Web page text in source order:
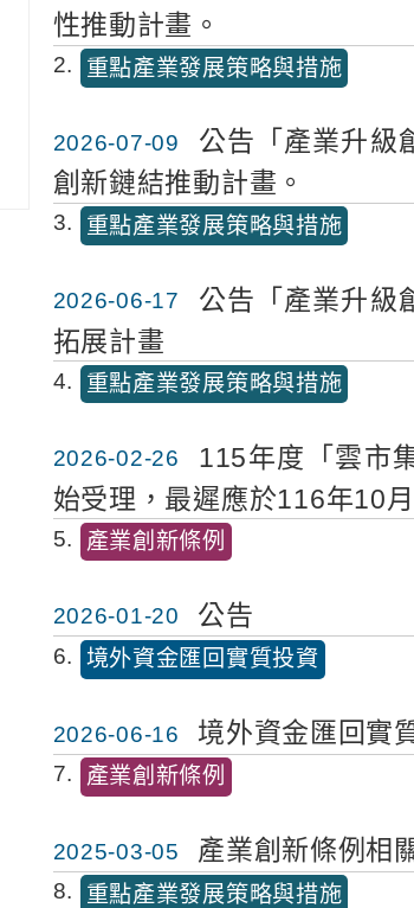
性推動計畫。
2
重點產業發展策略與措施
2026-07-09
公告「產業升級
創新鏈結推動計畫。
3
重點產業發展策略與措施
2026-06-17
公告「產業升級
拓展計畫
4
重點產業發展策略與措施
2026-02-26
115年度「雲市
始受理，最遲應於116年10
5
產業創新條例
2026-01-20
公告
6
境外資金匯回實質投資
2026-06-16
境外資金匯回實
7
產業創新條例
2025-03-05
產業創新條例相
8
重點產業發展策略與措施